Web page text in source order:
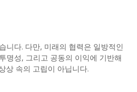
니다. 다만, 미래의 협력은 일방적인
명성, 그리고 공동의 이익에 기반해
상 속의 고립이 아닙니다.